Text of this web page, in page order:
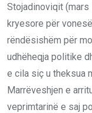
Stojadinoviqit (mars
kryesore për
rëndësishëm për
udhëheqja politike
e cila siç u theksua
Marrëveshjen e
veprimtarinë e saj